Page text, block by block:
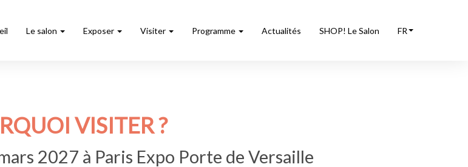
Le salon Exposer Visiter Programme Actualités SHOP! Le Salon FR
VISITER ?
2027 à Paris Expo Porte de Versaille